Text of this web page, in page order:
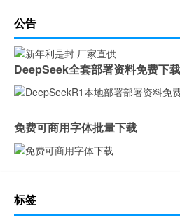
公告
DeepSeek全套部署资料免费下载
免费可商用字体批量下载
标签